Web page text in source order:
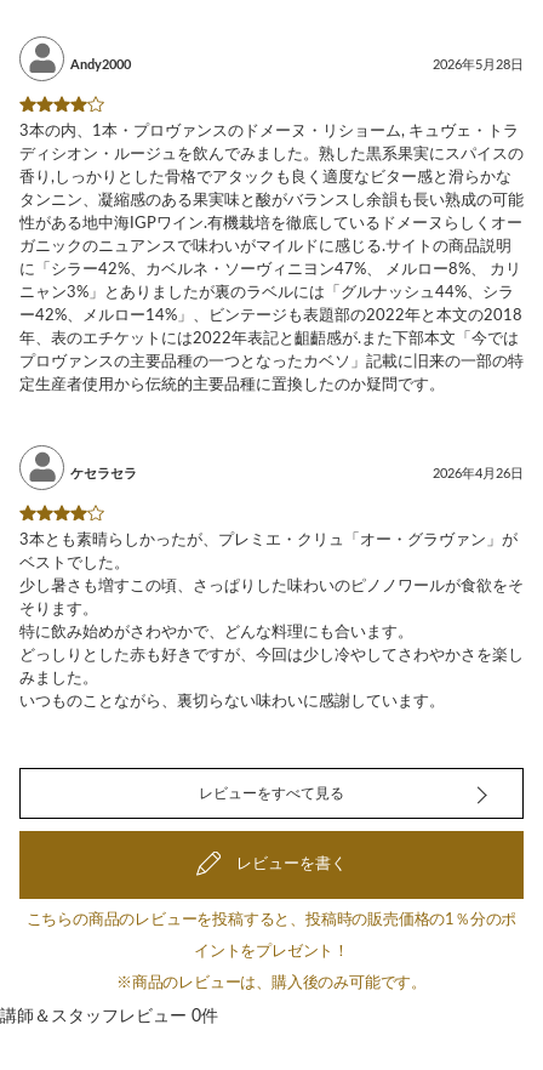
Andy2000 2026年5月28日
3本の内、1本・プロヴァンスのドメーヌ・リショーム, キュヴェ・トラ
ディシオン・ルージュを飲んでみました。熟した黒系果実にスパイスの
香り,しっかりとした骨格でアタックも良く適度なビター感と滑らかな
タンニン、凝縮感のある果実味と酸がバランスし余韻も長い熟成の可能
性がある地中海IGPワイン.有機栽培を徹底しているドメーヌらしくオー
ガニックのニュアンスで味わいがマイルドに感じる.サイトの商品説明
に「シラー42%、カベルネ・ソーヴィニヨン47%、 メルロー8%、 カリ
ニャン3%」とありましたが裏のラベルには「グルナッシュ44%、シラ
ー42%、メルロー14%」、ビンテージも表題部の2022年と本文の2018
年、表のエチケットには2022年表記と齟齬感が.また下部本文「今では
プロヴァンスの主要品種の一つとなったカベソ」記載に旧来の一部の特
定生産者使用から伝統的主要品種に置換したのか疑問です。
ケセラセラ 2026年4月26日
3本とも素晴らしかったが、プレミエ・クリュ「オー・グラヴァン」が
ベストでした。
少し暑さも増すこの頃、さっぱりした味わいのピノノワールが食欲をそ
そります。
特に飲み始めがさわやかで、どんな料理にも合います。
どっしりとした赤も好きですが、今回は少し冷やしてさわやかさを楽し
みました。
いつものことながら、裏切らない味わいに感謝しています。
レビューをすべて見る
レビューを書く
こちらの商品のレビューを投稿すると、投稿時の販売価格の1％分のポ
イントをプレゼント！
※商品のレビューは、購入後のみ可能です。
講師＆スタッフレビュー 0件